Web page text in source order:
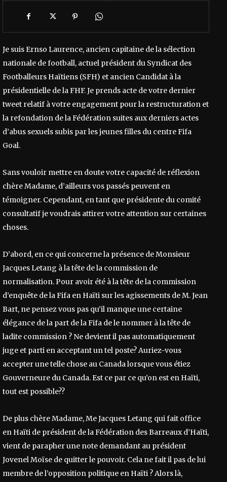
Je suis Ernso Laurence, ancien capitaine de la sélection
nationale de football, actuel président du Syndicat des
Footballeurs Haïtiens (SFH) et ancien Candidat à la
présidentielle de la FHF. Je prends acte de votre dernier
tweet relatif à votre engagement pour la restructuration et
la refondation de la Fédération suites aux derniers actes
d’abus sexuels subis par les jeunes filles du centre Fifa
Goal.
Sans vouloir mettre en doute votre capacité de réflexion
chère Madame, d’ailleurs vos passés peuvent en
témoigner. Cependant, en tant que présidente du comité
consultatif je voudrais attirer votre attention sur certaines
choses.
D’abord, en ce qui concerne la présence de Monsieur
Jacques Letang à la tête de la commission de
normalisation. Pour avoir été à la tête de la commission
d’enquête de la Fifa en Haïti sur les agissements de M. Jean
Bart, ne pensez vous pas qu’il manque une certaine
élégance de la part de la Fifa de le nommer à la tête de
ladite commission ? Ne devient il pas automatiquement
juge et parti en acceptant un tel poste? Auriez-vous
accepter une telle chose au Canada lorsque vous étiez
Gouverneure du Canada. Est ce par ce qu’on est en Haïti,
tout est possible??
De plus chère Madame, Me Jacques Letang qui fait office
en Haïti de président de la Fédération des Barreaux d’Haïti,
vient de parapher une note demandant au président
Jovenel Moïse de quitter le pouvoir. Cela ne fait il pas de lui
membre de l’opposition politique en Haïti ? Alors là,